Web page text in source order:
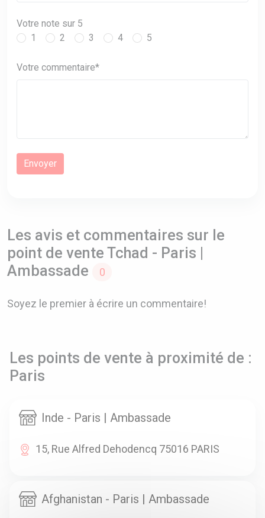
Votre note sur 5
1
2 3 4 5
Votre commentaire*
Les avis et commentaires sur le
point de vente Tchad - Paris |
Ambassade
0
Soyez le premier à écrire un commentaire!
Les points de vente à proximité de :
Paris
Inde - Paris | Ambassade
15, Rue Alfred Dehodencq 75016 PARIS
Afghanistan - Paris | Ambassade